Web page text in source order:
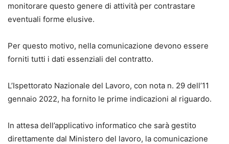
monitorare questo genere di attività per contrastare
eventuali forme elusive.
Per questo motivo, nella comunicazione devono essere
forniti tutti i dati essenziali del contratto.
L’Ispettorato Nazionale del Lavoro, con nota n. 29 dell’11
gennaio 2022, ha fornito le prime indicazioni al riguardo.
In attesa dell’applicativo informatico che sarà gestito
direttamente dal Ministero del lavoro, la comunicazione